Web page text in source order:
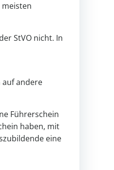
StVO nicht. In
auf andere
Führerschein
haben, mit
eine